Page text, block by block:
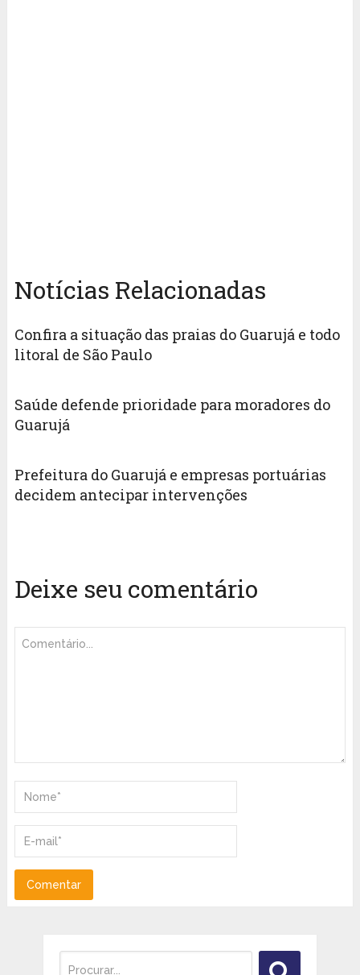
Notícias Relacionadas
Confira a situação das praias do Guarujá e todo
litoral de São Paulo
Saúde defende prioridade para moradores do
Guarujá
Prefeitura do Guarujá e empresas portuárias
decidem antecipar intervenções
Deixe seu comentário